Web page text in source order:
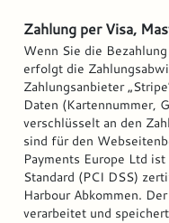
Zahlung per Visa,
Wenn Sie die
erfolgt die
Zahlungsanbieter
Daten (Kartennummer,
verschlüsselt an den
sind für den
Payments Europe Ltd
Standard (PCI DSS)
Harbour Abkommen.
verarbeitet und